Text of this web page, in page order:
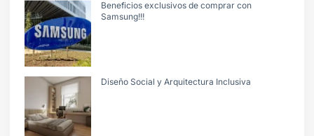
Beneficios exclusivos de comprar con
Samsung!!!
Diseño Social y Arquitectura Inclusiva